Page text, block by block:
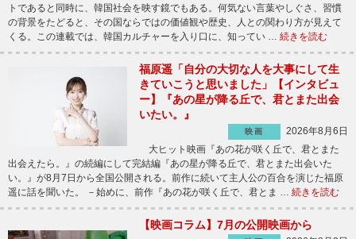
トであると同時に、韓国社会を映す鏡でもある。何気ない言葉やしぐさ、習慣
の背景をたどると、その国ならではの価値観や歴史、人との関わり方が見えて
くる。この連載では、韓国カルチャーを入り口に、知ってい … 続きを読む
福原遥「自分の大切な人を大事にして生
きていこうと思いました」【インタビュ
ー】『あの星が降る丘で、君とまた出会
いたい。』
映画
2026年8月6日
大ヒット映画『あの花が咲く丘で、君とまた
出会えたら。』の続編にして完結編『あの星が降る丘で、君とまた出会いた
い。』が8月7日から全国公開される。前作に続いて主人公の百合を演じた福原
遥に話を聞いた。 －始めに、前作『あの花が咲く丘で、君とま … 続きを読む
【映画コラム】7月の公開映画から